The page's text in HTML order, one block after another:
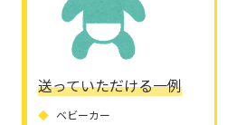
送っていただける一例
ベビーカー